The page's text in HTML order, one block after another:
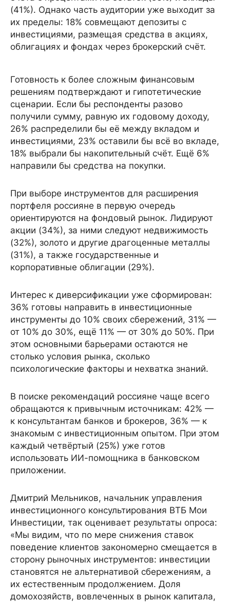
(41%). Однако часть аудитории уже выходит за
их пределы: 18% совмещают депозиты с
инвестициями, размещая средства в акциях,
облигациях и фондах через брокерский счёт.
Готовность к более сложным финансовым
решениям подтверждают и гипотетические
сценарии. Если бы респонденты разово
получили сумму, равную их годовому доходу,
26% распределили бы её между вкладом и
инвестициями, 23% оставили бы всё во вкладе,
18% выбрали бы накопительный счёт. Ещё 6%
направили бы средства на покупки.
При выборе инструментов для расширения
портфеля россияне в первую очередь
ориентируются на фондовый рынок. Лидируют
акции (34%), за ними следуют недвижимость
(32%), золото и другие драгоценные металлы
(31%), а также государственные и
корпоративные облигации (29%).
Интерес к диверсификации уже сформирован:
36% готовы направить в инвестиционные
инструменты до 10% своих сбережений, 31% —
от 10% до 30%, ещё 11% — от 30% до 50%. При
этом основными барьерами остаются не
столько условия рынка, сколько
психологические факторы и нехватка знаний.
В поиске рекомендаций россияне чаще всего
обращаются к привычным источникам: 42% —
к консультантам банков и брокеров, 36% — к
знакомым с инвестиционным опытом. При этом
каждый четвёртый (25%) уже готов
использовать ИИ-помощника в банковском
приложении.
Дмитрий Мельников, начальник управления
инвестиционного консультирования ВТБ Мои
Инвестиции, так оценивает результаты опроса:
«Мы видим, что по мере снижения ставок
поведение клиентов закономерно смещается в
сторону рыночных инструментов: инвестиции
становятся не альтернативой сбережениям, а
их естественным продолжением. Доля
домохозяйств, вовлеченных в рынок капитала,